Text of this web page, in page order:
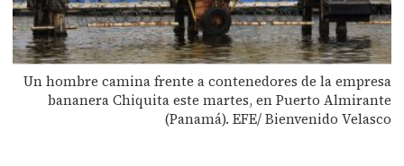
Un hombre camina frente a contenedores de la empresa
bananera Chiquita este martes, en Puerto Almirante
(Panamá). EFE/ Bienvenido Velasco